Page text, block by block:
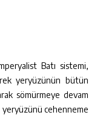
Batı sistemi,
yeryüzünün bütün
sömürmeye devam
yeryüzünü cehenneme